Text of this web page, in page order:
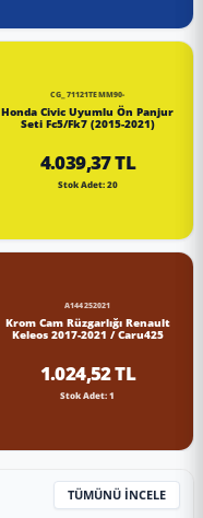
CG_71121TEMM90-
Honda Civic Uyumlu Ön Panjur
Seti Fc5/Fk7 (2015-2021)
4.039,37 TL
Stok Adet: 20
A144252021
Krom Cam Rüzgarlığı Renault
Keleos 2017-2021 / Caru425
1.024,52 TL
Stok Adet: 1
TÜMÜNÜ İNCELE